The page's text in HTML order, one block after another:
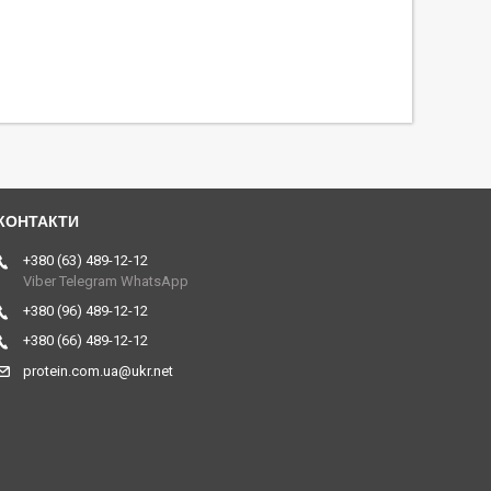
+380 (63) 489-12-12
Viber Telegram WhatsApp
+380 (96) 489-12-12
+380 (66) 489-12-12
protein.com.ua@ukr.net